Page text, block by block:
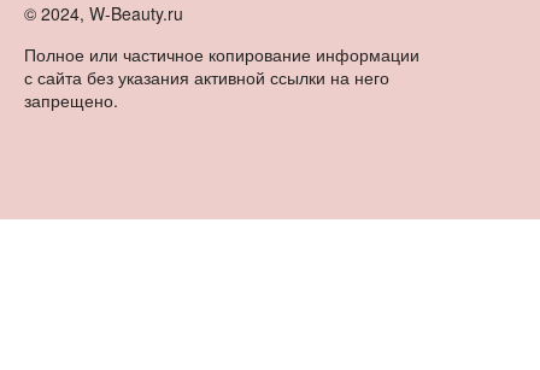
© 2024, W-Beauty.ru
Полное или частичное копирование информации
с сайта без указания активной ссылки на него
запрещено.